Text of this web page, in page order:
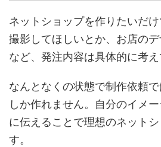
ネットショップを作りたいだ
撮影してほしいとか、お店の
など、発注内容は具体的に考え
なんとなくの状態で制作依頼
しか作れません。自分のイメ
に伝えることで理想のネット
す。